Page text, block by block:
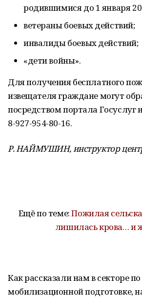
родившимися до 1 января
ветераны боевых действий;
инвалиды боевых действий;
«дети войны».
Для получения бесплатного
извещателя граждане могут
посредством портала Госуслуг
8-927-954-80-16.
Р. НАЙМУШИН, инструктор
Ещё по теме:Пожилая
лишилась крова… и
Как рассказали нам в секторе
мобилизационной подготовке,